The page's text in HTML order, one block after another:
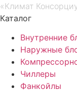
«Климат
Каталог
Внутренние
Наружные
Чиллеры
Фанкойлы